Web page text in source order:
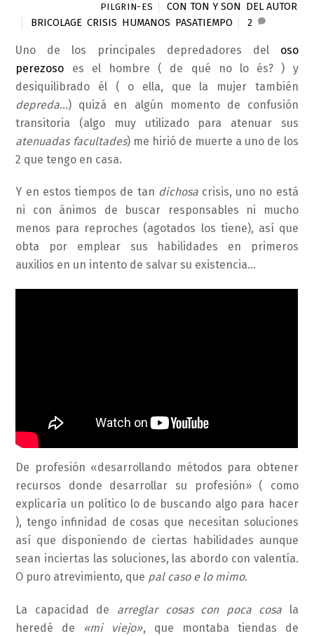
PILGRIN-ES CON TON Y SON DEL AUTOR
BRICOLAGE, CRISIS HUMANOS PASATIEMPO 2
Uno de los principales depredadores del oso
perezoso es el hombre ( de qué no lo és? ) y
desiquilibrado él ( o ella, que la mujer también
depreda…) quizá en algún momento de confusión
transitoria (algo muy utilizado para atenuar sus
atenuadas facultades) me hirió de muerte a uno de los
2 que tengo en casa.
Y en estos tiempos de tan dichosacrisis, uno no está
ni con ánimos de buscar responsables ni mucho
menos para reproches (agotados los tiene), así que
obta por emplear sus habilidades en primeros
auxilios en un intento de salvar su existencia…
De profesión «desarrollando métodos para obtener
recursos donde desarrollar su profesión» ( como
explicaría un político lo de buscando algo para hacer
), tengo infinidad de cosas que necesitan soluciones
así que disponiendo de ciertas habilidades aunque
sean inciertas las soluciones, las abordo con valentía.
O puro atrevimiento, que pal caso e lo mimo.
La capacidad de arreglar cosas con poca cosa la
heredé de «mi viejo», que montaba tiendas de